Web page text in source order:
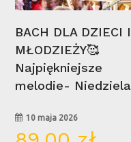
BACH DLA DZIECI I
MŁODZIEŻY🥰
Najpiękniejsze
melodie- Niedziela
10 maja 2026